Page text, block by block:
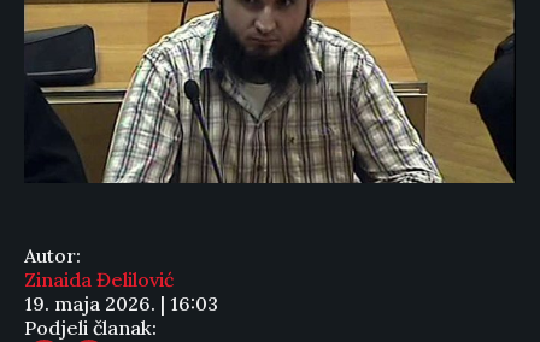
Autor:
Zinaida Đelilović
19. maja 2026. | 16:03
Podjeli članak: